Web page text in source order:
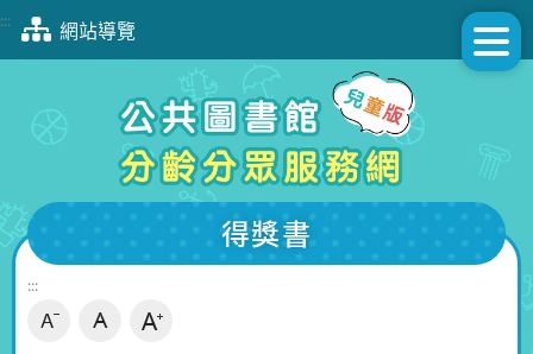
跳
塊
::: 網站導覽
得獎書
:::